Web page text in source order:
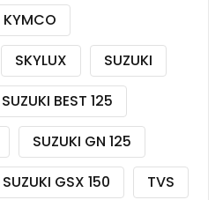
KYMCO
SKYLUX
SUZUKI
SUZUKI BEST 125
SUZUKI GN 125
SUZUKI GSX 150
TVS